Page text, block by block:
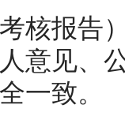
核报告
意见、
一致。